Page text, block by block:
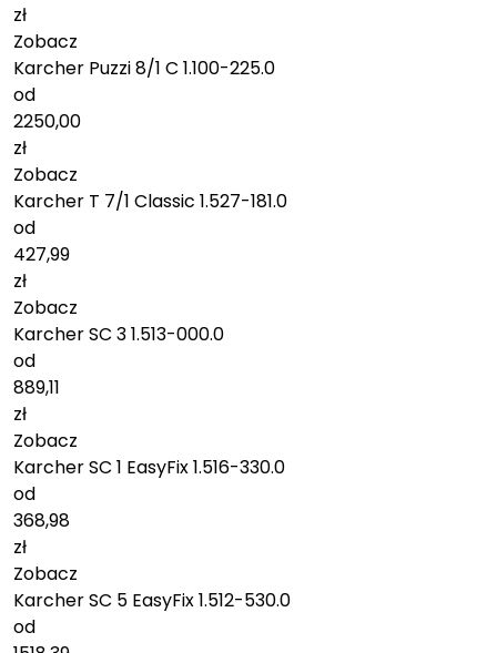
zł
Zobacz
Karcher Puzzi 8/1 C 1.100-225.0
od
2250,00
zł
Zobacz
Karcher T 7/1 Classic 1.527-181.0
od
427,99
zł
Zobacz
Karcher SC 3 1.513-000.0
od
889,11
zł
Zobacz
Karcher SC 1 EasyFix 1.516-330.0
od
368,98
zł
Zobacz
Karcher SC 5 EasyFix 1.512-530.0
od